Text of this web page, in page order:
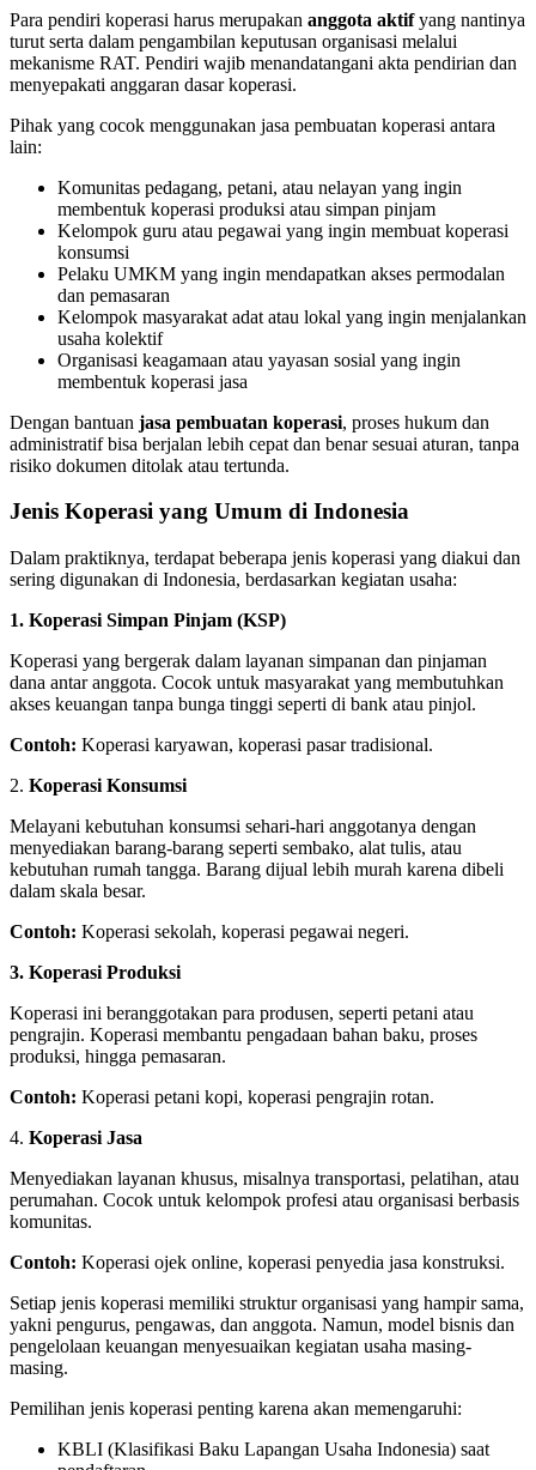
Para pendiri koperasi harus merupakan anggota aktifyang nantinya
turut serta dalam pengambilan keputusan organisasi melalui
mekanisme RAT. Pendiri wajib menandatangani akta pendirian dan
menyepakati anggaran dasar koperasi.
Pihak yang cocok menggunakan jasa pembuatan koperasi antara
lain:
Komunitas pedagang, petani, atau nelayan yang ingin
membentuk koperasi produksi atau simpan pinjam
Kelompok guru atau pegawai yang ingin membuat koperasi
konsumsi
Pelaku UMKM yang ingin mendapatkan akses permodalan
dan pemasaran
Kelompok masyarakat adat atau lokal yang ingin menjalankan
usaha kolektif
Organisasi keagamaan atau yayasan sosial yang ingin
membentuk koperasi jasa
Dengan bantuan jasa pembuatan koperasi, proses hukum dan
administratif bisa berjalan lebih cepat dan benar sesuai aturan, tanpa
risiko dokumen ditolak atau tertunda.
Jenis Koperasi yang Umum di Indonesia
Dalam praktiknya, terdapat beberapa jenis koperasi yang diakui dan
sering digunakan di Indonesia, berdasarkan kegiatan usaha:
1. Koperasi Simpan Pinjam (KSP)
Koperasi yang bergerak dalam layanan simpanan dan pinjaman
dana antar anggota. Cocok untuk masyarakat yang membutuhkan
akses keuangan tanpa bunga tinggi seperti di bank atau pinjol.
Contoh: Koperasi karyawan, koperasi pasar tradisional.
2. Koperasi Konsumsi
Melayani kebutuhan konsumsi sehari-hari anggotanya dengan
menyediakan barang-barang seperti sembako, alat tulis, atau
kebutuhan rumah tangga. Barang dijual lebih murah karena dibeli
dalam skala besar.
Contoh: Koperasi sekolah, koperasi pegawai negeri.
3. Koperasi Produksi
Koperasi ini beranggotakan para produsen, seperti petani atau
pengrajin. Koperasi membantu pengadaan bahan baku, proses
produksi, hingga pemasaran.
Contoh: Koperasi petani kopi, koperasi pengrajin rotan.
4. Koperasi Jasa
Menyediakan layanan khusus, misalnya transportasi, pelatihan, atau
perumahan. Cocok untuk kelompok profesi atau organisasi berbasis
komunitas.
Contoh: Koperasi ojek online, koperasi penyedia jasa konstruksi.
Setiap jenis koperasi memiliki struktur organisasi yang hampir sama,
yakni pengurus, pengawas, dan anggota. Namun, model bisnis dan
pengelolaan keuangan menyesuaikan kegiatan usaha masing-
masing.
Pemilihan jenis koperasi penting karena akan memengaruhi:
KBLI (Klasifikasi Baku Lapangan Usaha Indonesia) saat